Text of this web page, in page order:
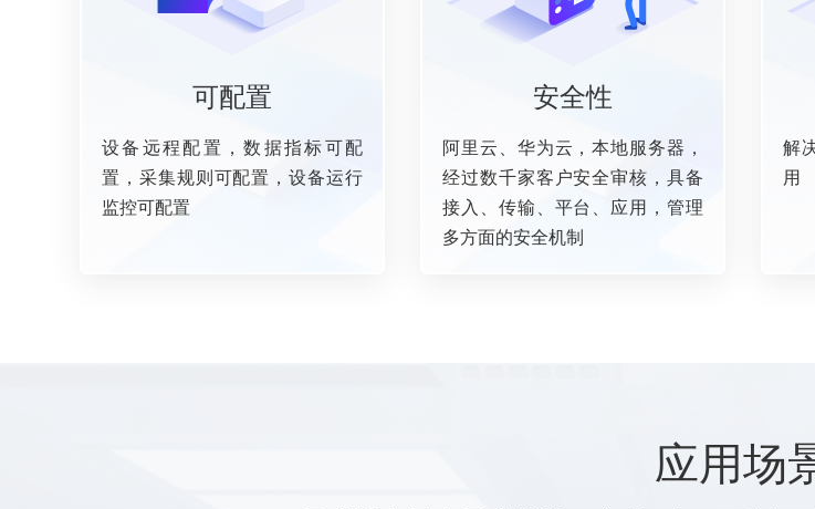
可配置
设备远程配置，数据指标可配
置，采集规则可配置，设备运行
监控可配置
安全性
阿里云、华为云，本地服务器，
经过数千家客户安全审核，具备
接入、传输、平台、应用，管理
多方面的安全机制
解
用
应用场